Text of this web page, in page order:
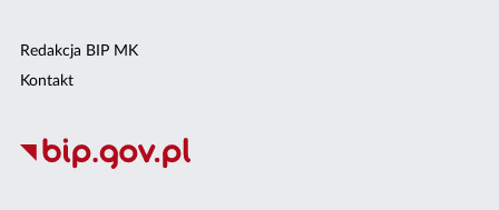
Redakcja BIP MK
Kontakt